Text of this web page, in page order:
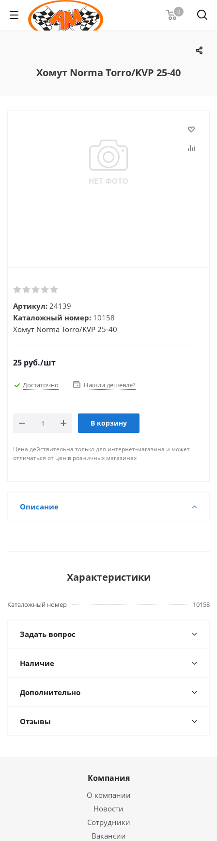
0
Хомут Norma Torro/KVP 25-40
Артикул: 24139
Каталожный номер: 10158
Хомут Norma Torro/KVP 25-40
25 руб./шт
Достаточно Нашли дешевле?
В корзину
Цена действительна только для интернет-магазина и может
отличаться от цен в розничных магазинах
Описание
Характеристики
Каталожный номер 10158
Задать вопрос
Наличие
Дополнительно
Отзывы
Компания
О компании
Новости
Сотрудники
Вакансии